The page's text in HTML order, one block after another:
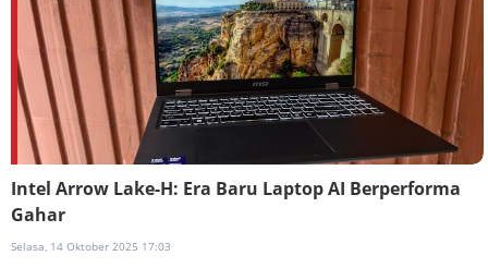
Intel Arrow Lake-H: Era Baru Laptop AI Berperforma
Gahar
Selasa, 14 Oktober 2025 17:03